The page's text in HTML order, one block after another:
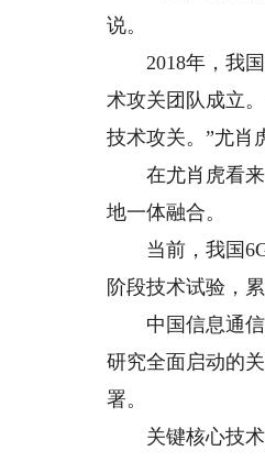
说。
2018年，我国
术攻关团队成立
技术攻关。”尤肖
在尤肖虎看来
地一体融合。
当前，我国6G
阶段技术试验，
中国信息通信
研究全面启动的
署。
关键核心技术